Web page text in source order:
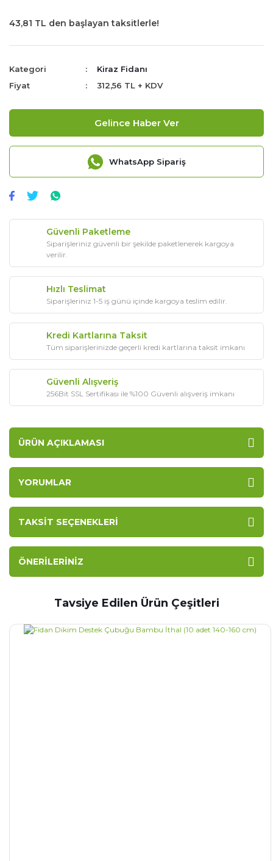
43,81 TL den başlayan taksitlerle!
Kategori
Kiraz Fidanı
Fiyat
312,56 TL + KDV
Gelince Haber Ver
WhatsApp Sipariş
Güvenli Paketleme
Siparişleriniz güvenli bir şekilde paketlenerek kargoya
verilir.
Hızlı Teslimat
Siparişleriniz 1-5 iş günü içinde kargoya teslim edilir.
Kredi Kartlarına Taksit
Tüm siparişlerinizde geçerli kredi kartlarına taksit imkanı
Güvenli Alışveriş
256Bit SSL Sertifikası ile %100 Güvenli alışveriş imkanı
ÜRÜN AÇIKLAMASI
YORUMLAR
TAKSIT SEÇENEKLERI
ÖNERILERINIZ
Tavsiye Edilen Ürün Çeşitleri